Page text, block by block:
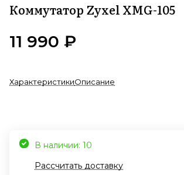
Коммутатор Zyxel XMG-105
11 990 ₽
ХарактеристикиОписание
В наличии: 10
Рассчитать доставку